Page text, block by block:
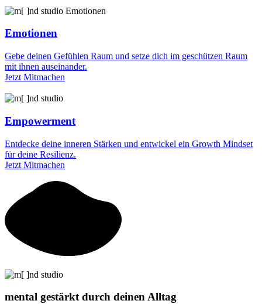
Emotionen
Gebe deinen Gefühlen Raum und setze dich im geschützen Raum
mit ihnen auseinander.
Jetzt Mitmachen
Empowerment
Entdecke deine inneren Stärken und entwickel ein Growth Mindset
für deine Resilienz.
Jetzt Mitmachen
mental gestärkt durch deinen Alltag